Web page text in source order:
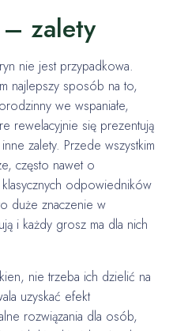
zalety
nie jest przypadkowa.
najlepszy sposób na to,
we wspaniałe,
rewelacyjnie się prezentują
zalety. Przede wszystkim
często nawet o
odpowiedników
duże znaczenie w
i każdy grosz ma dla nich
nie trzeba ich dzielić na
uzyskać efekt
rozwiązania dla osób,